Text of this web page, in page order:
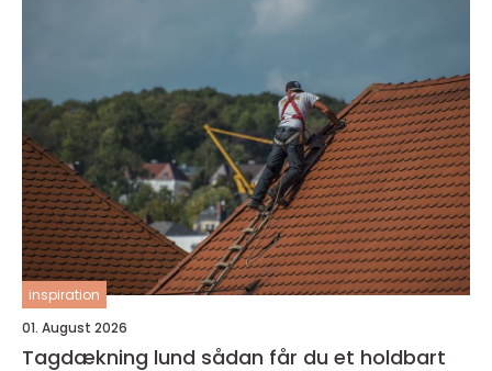
inspiration
01. August 2026
Tagdækning lund sådan får du et holdbart